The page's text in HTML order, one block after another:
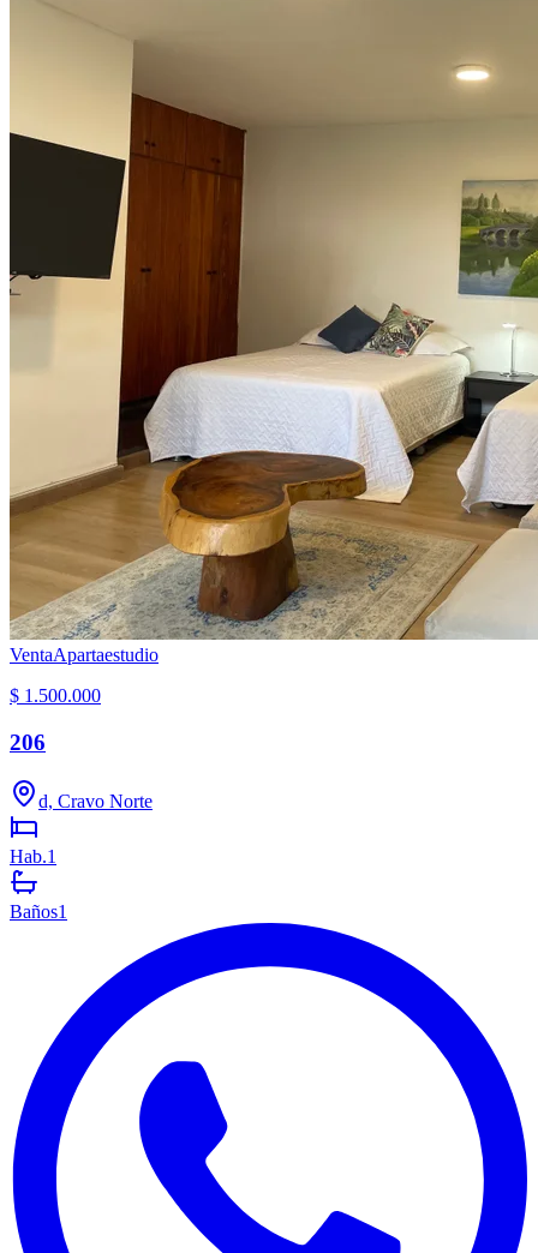
VentaApartaestudio
$ 1.500.000
206
d, Cravo Norte
Hab.1
Baños1